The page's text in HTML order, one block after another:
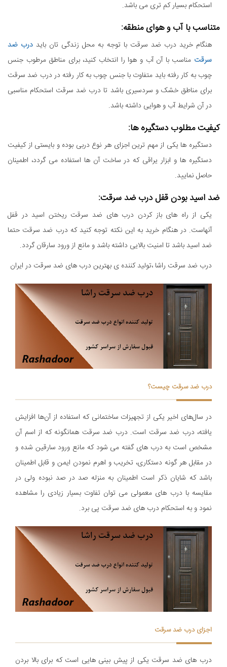
استحکام بسیار کم تری می باشد.
متناسب با آب و هوای منطقه:
هنگام خرید درب ضد سرقت با توجه به محل زندگی تان باید درب ضد
سرقت مناسب با آن آب و هوا را انتخاب کنید، برای مناطق مرطوب جنس
چوب به کار رفته باید متفاوت با جنس چوب به کار رفته در درب ضد سرقت
برای مناطق خشک و سردسیری باشد تا درب ضد سرقت استحکام مناسبی
در آن شرایط آب و هوایی داشته باشد.
کیفیت مطلوب دستگیره ها:
دستگیره ها یکی از مهم ترین اجزای هر نوع دربی بوده و بایستی از کیفیت
دستگیره ها و ابزار یراقی که در ساخت آن ها استفاده می گردد، اطمینان
حاصل نمایید.
ضد اسید بودن قفل درب ضد سرقت:
یکی از راه های باز کردن درب های ضد سرقت ریختن اسید در قفل
آنهاست. در هنگام خرید به این نکته توجه کنید که درب ضد سرقت حتما
ضد اسید باشد تا امنیت بالایی داشته باشد و مانع از ورود سارقان گردد.
درب ضد سرقت راشا ،تولید کننده ی بهترین درب های ضد سرقت در ایران
درب ضد سرقت چیست؟
در سال‌های اخیر یکی از تجهیزات ساختمانی که استفاده از آن‌ها افزایش
یافته، درب ضد سرقت است. درب ضد سرقت همانگونه که از اسم آن
مشخص است به درب های گفته می شود که مانع ورود سارقین شده و
در مقابل هر گونه دستکاری، تخریب و اهرم نمودن ایمن و قابل اطمینان
باشد که شایان ذکر است اطمینان به منزله صد در صد نبوده ولی در
مقایسه با درب های معمولی می توان تفاوت بسیار زیادی را مشاهده
نمود و به استحکام درب های ضد سرقت پی برد.
اجزای درب ضد سرقت
درب های ضد سرقت یکی از پیش بینی هایی است که برای بالا بردن